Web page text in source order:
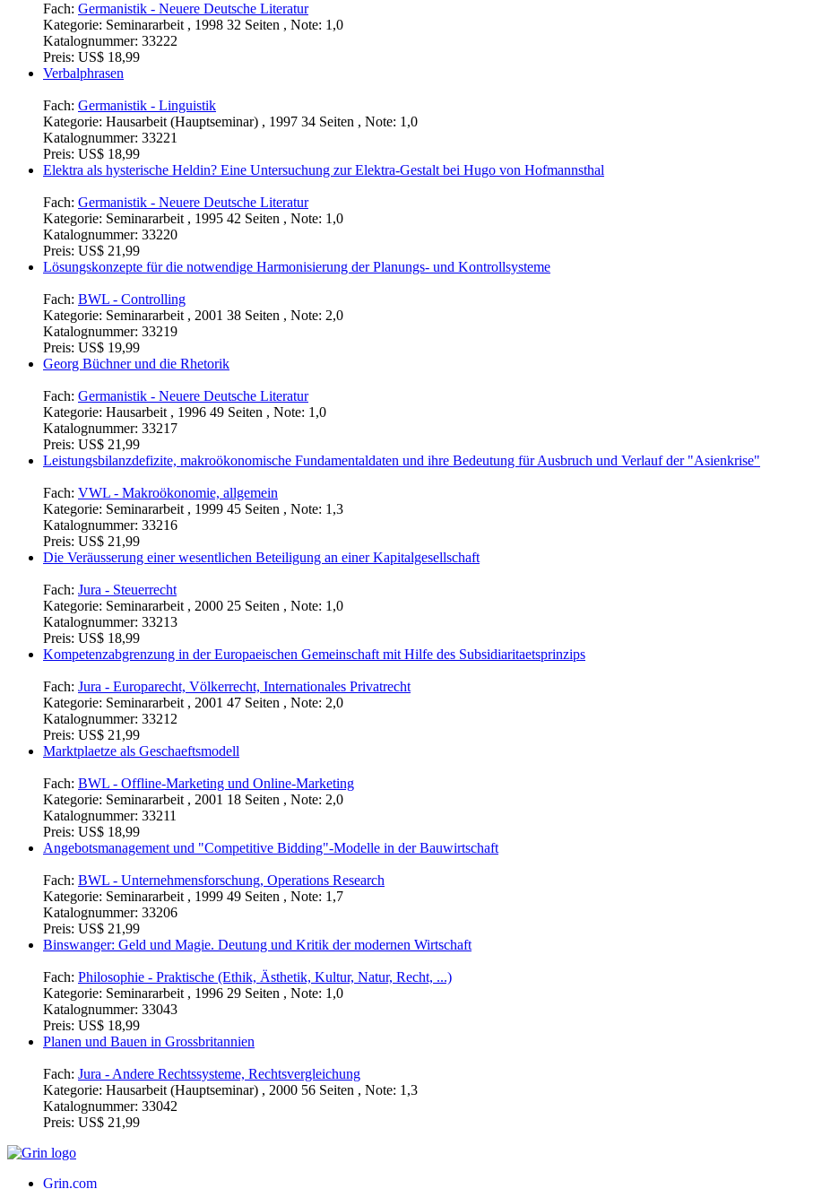
Fach: Germanistik - Neuere Deutsche Literatur
Kategorie: Seminararbeit , 1998 32 Seiten , Note: 1,0
Katalognummer: 33222
Preis: US$ 18,99
Verbalphrasen
Fach: Germanistik - Linguistik
Kategorie: Hausarbeit (Hauptseminar) , 1997 34 Seiten , Note: 1,0
Katalognummer: 33221
Preis: US$ 18,99
Elektra als hysterische Heldin? Eine Untersuchung zur Elektra-Gestalt bei Hugo von Hofmannsthal
Fach: Germanistik - Neuere Deutsche Literatur
Kategorie: Seminararbeit , 1995 42 Seiten , Note: 1,0
Katalognummer: 33220
Preis: US$ 21,99
Lösungskonzepte für die notwendige Harmonisierung der Planungs- und Kontrollsysteme
Fach: BWL - Controlling
Kategorie: Seminararbeit , 2001 38 Seiten , Note: 2,0
Katalognummer: 33219
Preis: US$ 19,99
Georg Büchner und die Rhetorik
Fach: Germanistik - Neuere Deutsche Literatur
Kategorie: Hausarbeit , 1996 49 Seiten , Note: 1,0
Katalognummer: 33217
Preis: US$ 21,99
Leistungsbilanzdefizite, makroökonomische Fundamentaldaten und ihre Bedeutung für Ausbruch und Verlauf der "Asienkrise"
Fach: VWL - Makroökonomie, allgemein
Kategorie: Seminararbeit , 1999 45 Seiten , Note: 1,3
Katalognummer: 33216
Preis: US$ 21,99
Die Veräusserung einer wesentlichen Beteiligung an einer Kapitalgesellschaft
Fach: Jura - Steuerrecht
Kategorie: Seminararbeit , 2000 25 Seiten , Note: 1,0
Katalognummer: 33213
Preis: US$ 18,99
Kompetenzabgrenzung in der Europaeischen Gemeinschaft mit Hilfe des Subsidiaritaetsprinzips
Fach: Jura - Europarecht, Völkerrecht, Internationales Privatrecht
Kategorie: Seminararbeit , 2001 47 Seiten , Note: 2,0
Katalognummer: 33212
Preis: US$ 21,99
Marktplaetze als Geschaeftsmodell
Fach: BWL - Offline-Marketing und Online-Marketing
Kategorie: Seminararbeit , 2001 18 Seiten , Note: 2,0
Katalognummer: 33211
Preis: US$ 18,99
Angebotsmanagement und "Competitive Bidding"-Modelle in der Bauwirtschaft
Fach: BWL - Unternehmensforschung, Operations Research
Kategorie: Seminararbeit , 1999 49 Seiten , Note: 1,7
Katalognummer: 33206
Preis: US$ 21,99
Binswanger: Geld und Magie. Deutung und Kritik der modernen Wirtschaft
Fach: Philosophie - Praktische (Ethik, Ästhetik, Kultur, Natur, Recht, ...)
Kategorie: Seminararbeit , 1996 29 Seiten , Note: 1,0
Katalognummer: 33043
Preis: US$ 18,99
Planen und Bauen in Grossbritannien
Fach: Jura - Andere Rechtssysteme, Rechtsvergleichung
Kategorie: Hausarbeit (Hauptseminar) , 2000 56 Seiten , Note: 1,3
Katalognummer: 33042
Preis: US$ 21,99
Grin.com